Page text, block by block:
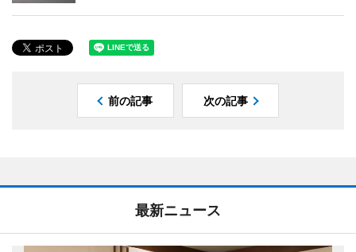
前の記事 次の記事
最新ニュース